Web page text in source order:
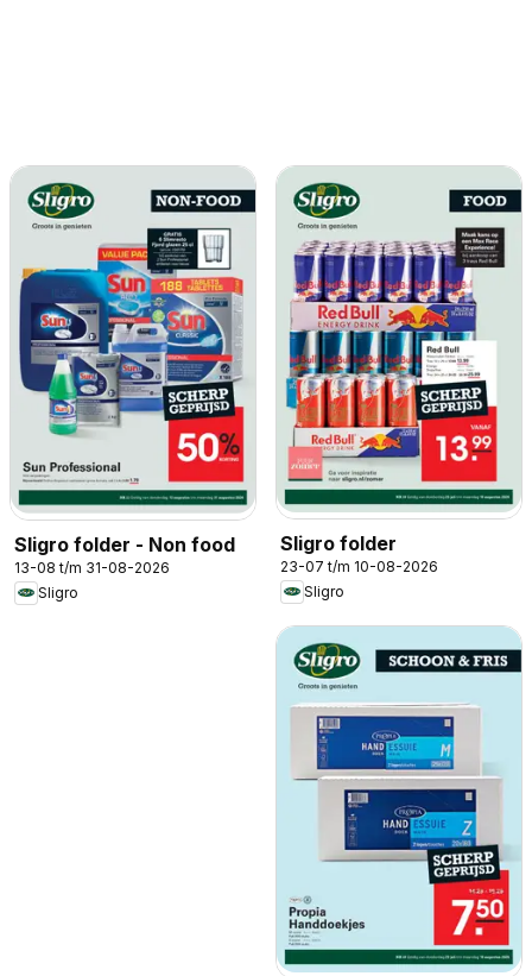
Sligro folder - Non food
13-08 t/m 31-08-2026
Sligro
Sligro folder
23-07 t/m 10-08-2026
Sligro